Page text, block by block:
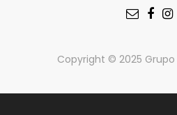
Copyright © 2025 Grupo